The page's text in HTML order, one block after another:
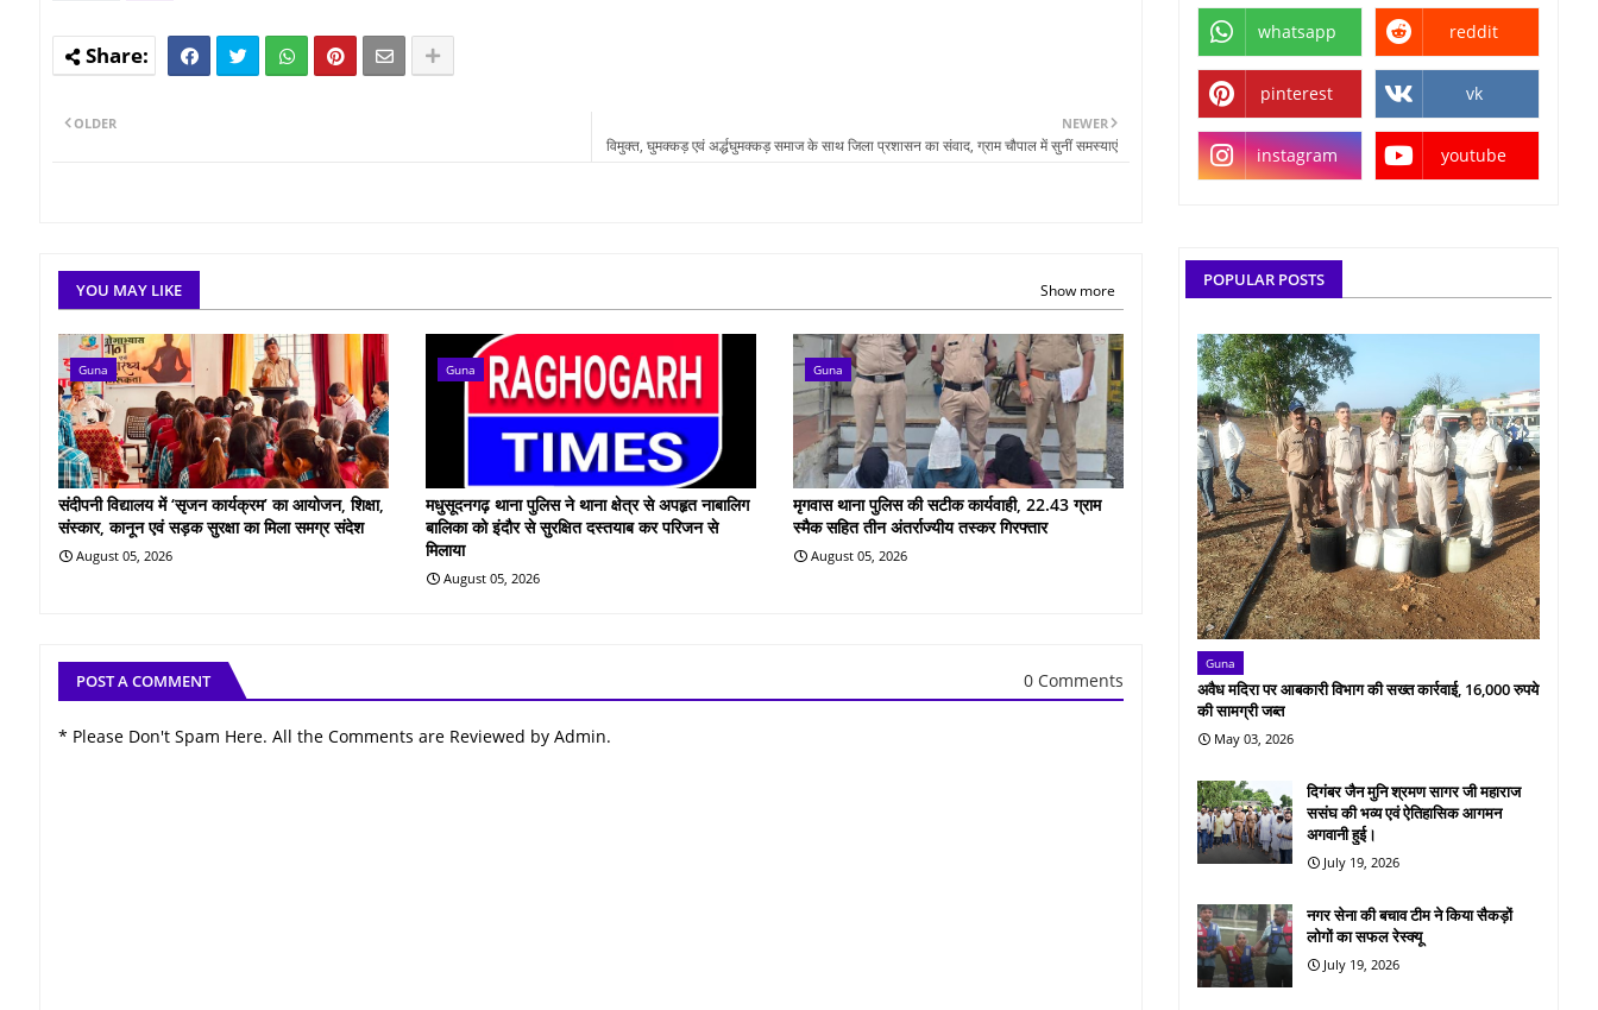
NEWER
विमुक्त, घुमक्कड़ एवं अर्द्धघुमक्कड़ समाज के साथ जिला प्रशासन का संवाद, ग्राम चौपाल में सुनीं समस्याएं
OLDER
YOU MAY LIKE Show more
Guna
संदीपनी विद्यालय में ‘सृजन कार्यक्रम’ का आयोजन, शिक्षा,
संस्कार, कानून एवं सड़क सुरक्षा का मिला समग्र संदेश
August 05, 2026
Guna
मधुसूदनगढ़ थाना पुलिस ने थाना क्षेत्र से अपहृत नाबालिग
बालिका को इंदौर से सुरक्षित दस्तयाब कर परिजन से
मिलाया
August 05, 2026
Guna
मृगवास थाना पुलिस की सटीक कार्यवाही, 22.43 ग्राम
स्मैक सहित तीन अंतर्राज्यीय तस्कर गिरफ्तार
August 05, 2026
POST A COMMENT 0 Comments
* Please Don't Spam Here. All the Comments are Reviewed by Admin.
whatsapp reddit
pinterest vk
instagram youtube
POPULAR POSTS
Guna
अवैध मदिरा पर आबकारी विभाग की सख्त कार्रवाई, 16,000 रुपये
की सामग्री जब्त
May 03, 2026
दिगंबर जैन मुनि श्रमण सागर जी महाराज
ससंघ की भव्य एवं ऐतिहासिक आगमन
अगवानी हुई।
July 19, 2026
नगर सेना की बचाव टीम ने किया सैकड़ों
लोगों का सफल रेस्क्यू
July 19, 2026